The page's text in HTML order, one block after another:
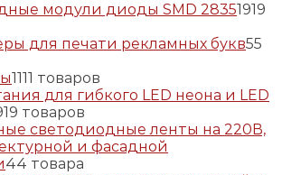
модули диоды SMD 28351919
для печати рекламных букв55
1111 товаров
для гибкого LED неона и LED
19 товаров
светодиодные ленты на 220В,
и фасадной
44 товара